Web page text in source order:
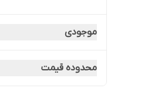
موجودی
محدوده قیمت